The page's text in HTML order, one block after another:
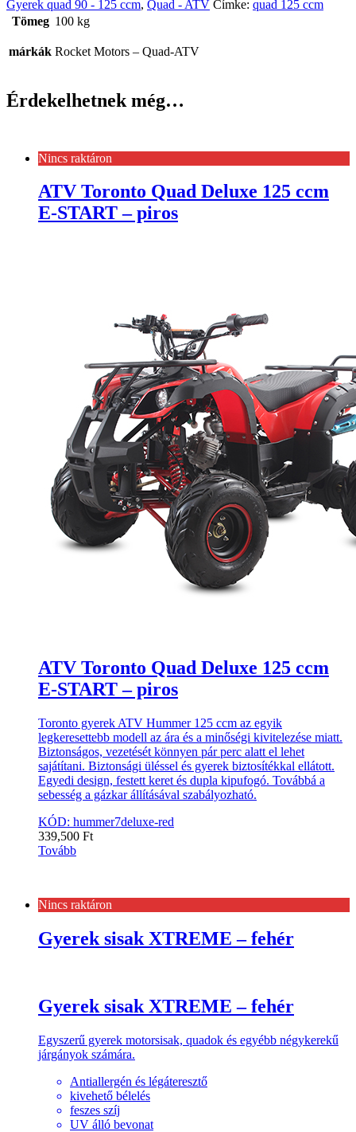
Gyerek quad 90 - 125 ccm, Quad - ATV Címke: quad 125 ccm
Tömeg 100 kg
márkák Rocket Motors – Quad-ATV
Érdekelhetnek még…
Nincs raktáron
ATV Toronto Quad Deluxe 125 ccm
E-START – piros
ATV Toronto Quad Deluxe 125 ccm
E-START – piros
Toronto gyerek ATV Hummer 125 ccm az egyik
legkeresettebb modell az ára és a minőségi kivitelezése miatt.
Biztonságos, vezetését könnyen pár perc alatt el lehet
sajátítani. Biztonsági üléssel és gyerek biztosítékkal ellátott.
Egyedi design, festett keret és dupla kipufogó. Továbbá a
sebesség a gázkar állításával szabályozható.
KÓD: hummer7deluxe-red
339,500 Ft
Tovább
Nincs raktáron
Gyerek sisak XTREME – fehér
Gyerek sisak XTREME – fehér
Egyszerű gyerek motorsisak, quadok és egyébb négykerekű
járgányok számára.
Antiallergén és légáteresztő
kivehető bélelés
feszes szíj
UV álló bevonat